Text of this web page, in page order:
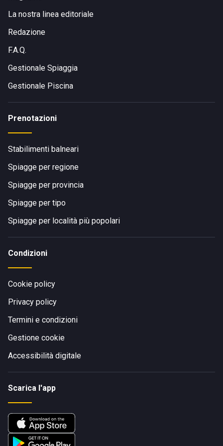
(A14), poi seguire le indicazioni per il lungomare.
In treno:
In autobus:
San Giorgio con le principali città delle Marche.
passeggiata o un giro in bici, rendendo l’accesso allo
stabilimento comodo e piacevole.
Visita il sito di
La nostra linea editoriale
Redazione
F.A.Q.
Gestionale Spiaggia
Gestionale Piscina
Prenotazioni
Stabilimenti balneari
Spiagge per regione
Spiagge per provincia
Spiagge per tipo
Spiagge per località più popolari
Condizioni
Cookie policy
Privacy policy
Termini e condizioni
Gestione cookie
Accessibilità digitale
Scarica l'app